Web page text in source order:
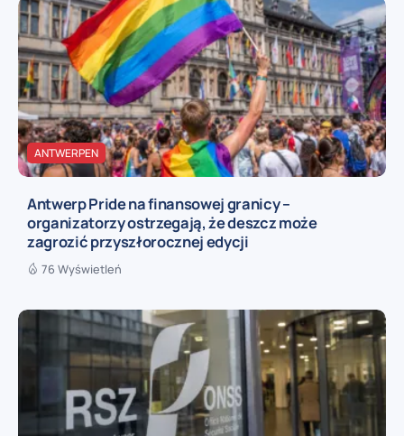
ANTWERPEN
Antwerp Pride na finansowej granicy –
organizatorzy ostrzegają, że deszcz może
zagrozić przyszłorocznej edycji
76 Wyświetleń